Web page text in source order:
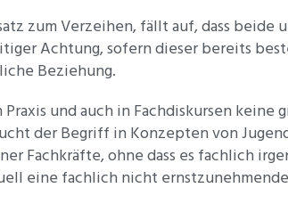
zum Verzeihen, fällt auf, dass
Achtung, sofern dieser bereits
Beziehung.
und auch in Fachdiskursen
der Begriff in Konzepten von
Fachkräfte, ohne dass es fachlich
eine fachlich nicht